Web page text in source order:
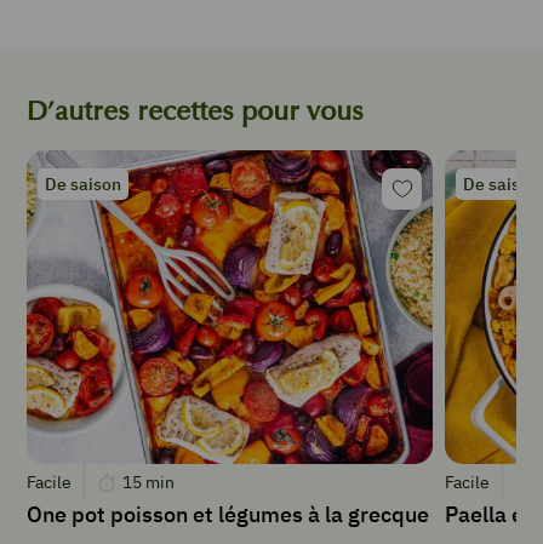
de
vanille
étoiles
de
badiane
(anis
étoilée)
4
c
à
s
de
miel
feuilles
de
papier
D’autres recettes pour vous
De saison
Facile 15 min
One pot poisson et légumes à la grecque
De saison
Facile
Paella